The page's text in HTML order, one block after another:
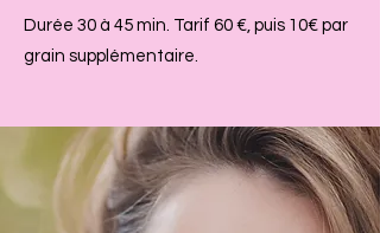
Durée 30 à 45 min. Tarif 60 €, puis 10€ par
grain supplémentaire.